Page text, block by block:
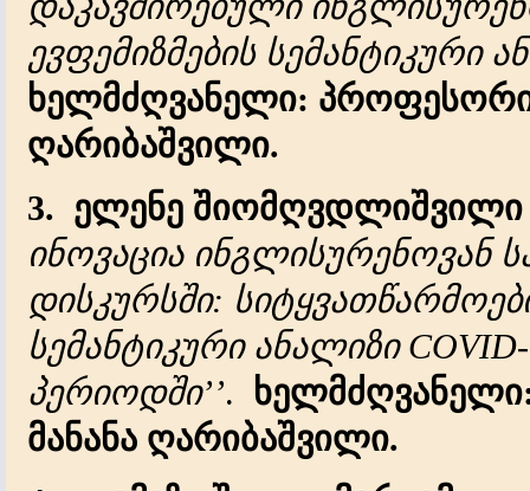
ევფემიზმების სემანტიკური
ხელმძღვანელი: პროფესორი
ღარიბაშვილი.
3. ელენე შიომღვდლიშვილი
ინოვაცია ინგლისურენოვან
დისკურსში:
სემანტიკური ანალიზი
პერიოდში’’.
მანანა ღარიბაშვილი.